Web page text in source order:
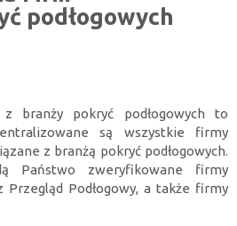
podłogowych
branży pokryć podłogowych to
są wszystkie firmy
z branżą pokryć podłogowych.
Państwo zweryfikowane firmy
Podłogowy, a także firmy